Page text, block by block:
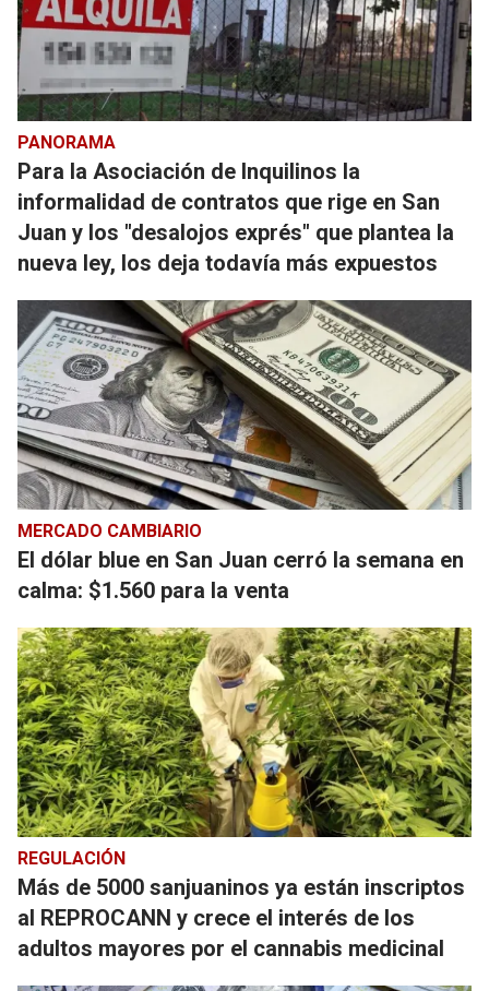
PANORAMA
Para la Asociación de Inquilinos la
informalidad de contratos que rige en San
Juan y los "desalojos exprés" que plantea la
nueva ley, los deja todavía más expuestos
MERCADO CAMBIARIO
El dólar blue en San Juan cerró la semana en
calma: $1.560 para la venta
REGULACIÓN
Más de 5000 sanjuaninos ya están inscriptos
al REPROCANN y crece el interés de los
adultos mayores por el cannabis medicinal